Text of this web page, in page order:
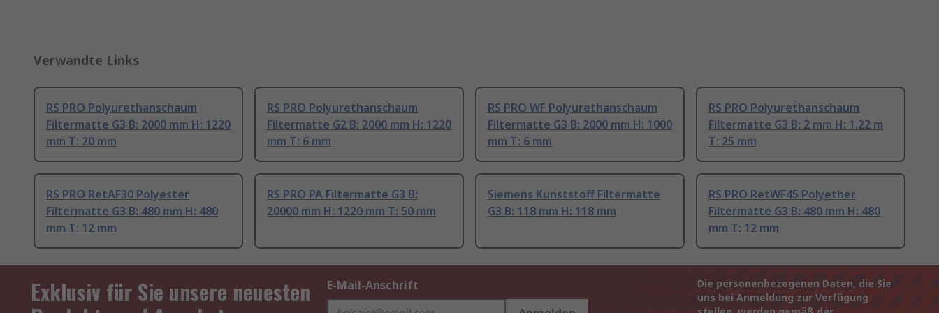
Verwandte Links
RS PRO Polyurethanschaum
Filtermatte G3 B: 2000 mm H: 1220
mm T: 20 mm
RS PRO Polyurethanschaum
Filtermatte G2 B: 2000 mm H: 1220
mm T: 6 mm
RS PRO WF Polyurethanschaum
Filtermatte G3 B: 2000 mm H: 1000
mm T: 6 mm
RS PRO Polyurethanschaum
Filtermatte G3 B: 2 mm H: 1.22 m
T: 25 mm
RS PRO RetAF30 Polyester
Filtermatte G3 B: 480 mm H: 480
mm T: 12 mm
RS PRO PA Filtermatte G3 B:
20000 mm H: 1220 mm T: 50 mm
Siemens Kunststoff Filtermatte
G3 B: 118 mm H: 118 mm
RS PRO RetWF45 Polyether
Filtermatte G3 B: 480 mm H: 480
mm T: 12 mm
Exklusiv für Sie unsere neuesten
E-Mail-Anschrift
Die personenbezogenen Daten, die Sie
uns bei Anmeldung zur Verfügung